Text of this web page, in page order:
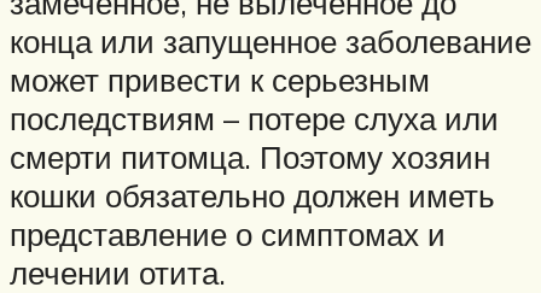
конца или запущенное заболевание
может привести к серьезным
последствиям – потере слуха или
смерти питомца. Поэтому хозяин
кошки обязательно должен иметь
представление о симптомах и
лечении отита.